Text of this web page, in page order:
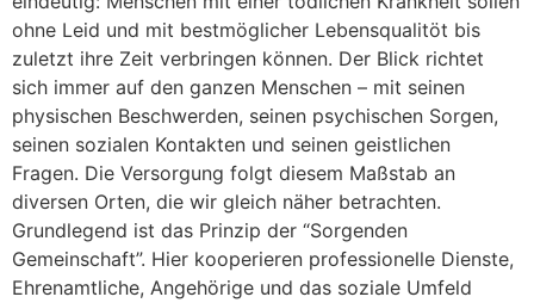
ohne Leid und mit bestmöglicher Lebensqualitöt bis
zuletzt ihre Zeit verbringen können. Der Blick richtet
sich immer auf den ganzen Menschen – mit seinen
physischen Beschwerden, seinen psychischen Sorgen,
seinen sozialen Kontakten und seinen geistlichen
Fragen. Die Versorgung folgt diesem Maßstab an
diversen Orten, die wir gleich näher betrachten.
Grundlegend ist das Prinzip der “Sorgenden
Gemeinschaft”. Hier kooperieren professionelle Dienste,
Ehrenamtliche, Angehörige und das soziale Umfeld